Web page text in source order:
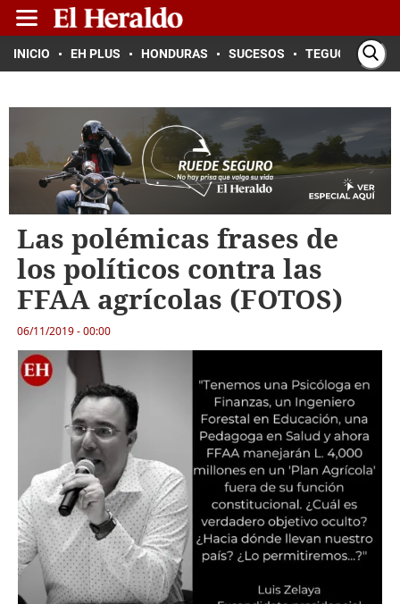
INICIO EH PLUS HONDURAS SUCESOS TEGUCIGALPA
Las polémicas frases de
los políticos contra las
FFAA agrícolas (FOTOS)
06/11/2019 - 00:00